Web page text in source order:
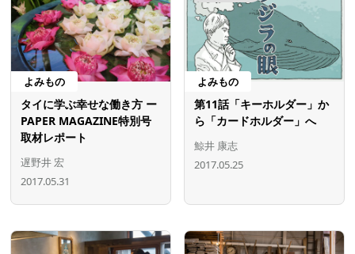
よみもの
タイに学ぶ幸せな働き方 ー
PAPER MAGAZINE特別号
取材レポート
遅野井 宏
2017.05.31
よみもの
第11話「キーホルダー」か
ら「カードホルダー」へ
鯨井 康志
2017.05.25